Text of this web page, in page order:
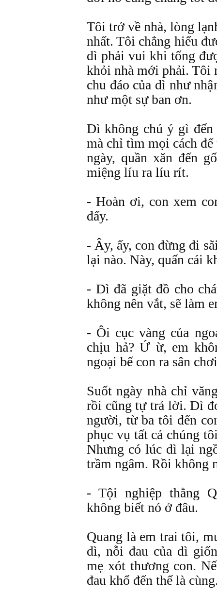
Tôi trở về nhà, lòng
nhất. Tôi chẳng hiểu
dì phải vui khi tống
khỏi nhà mới phải. Tôi
chu đáo của dì như
như một sự ban ơn.
Dì không chú ý gì đến
mà chỉ tìm mọi cách
ngày, quần xăn đến
miệng líu ra líu rít.
- Hoàn ơi, con xem
đấy.
- Ây, ấy, con đừng đi
lại nào. Này, quấn cái
- Dì đã giặt đồ cho
không nên vắt, sẽ làm
- Ôi cục vàng của
chịu hả? Ứ ừ, em
ngoại bế con ra sân
Suốt ngày nhà chỉ
rồi cũng tự trả lời. Dì
người, từ ba tôi đến
phục vụ tất cả chúng
Nhưng có lúc dì lại
trầm ngâm. Rồi không
- Tội nghiệp thằng
không biết nó ở đâu.
Quang là em trai tôi,
dì, nỗi đau của dì
mẹ xót thương con.
đau khổ đến thế là